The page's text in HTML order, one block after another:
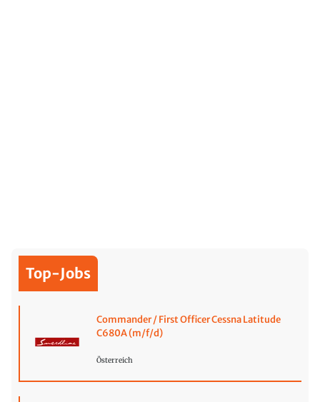
Top-Jobs
Commander / First Officer Cessna Latitude
C680A (m/f/d)
Österreich